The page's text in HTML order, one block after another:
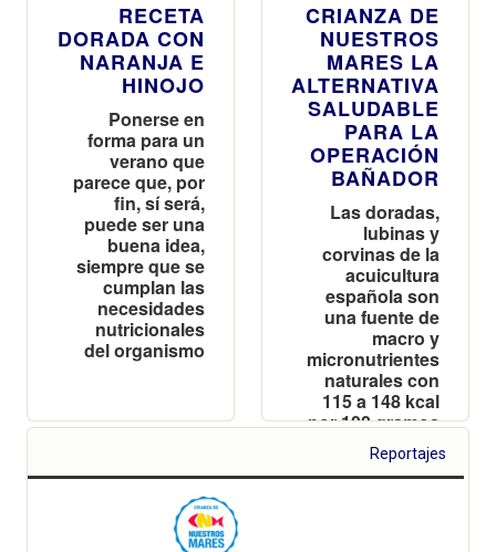
RECETA
DORADA CON
NARANJA E
HINOJO
Ponerse en
forma para un
verano que
parece que, por
fin, sí será,
puede ser una
buena idea,
siempre que se
cumplan las
necesidades
nutricionales
del organismo
CRIANZA DE
NUESTROS
MARES LA
ALTERNATIVA
SALUDABLE
PARA LA
OPERACIÓN
BAÑADOR
Las doradas,
lubinas y
corvinas de la
acuicultura
española son
una fuente de
macro y
micronutrientes
naturales con
115 a 148 kcal
por 100 gramos
Reportajes